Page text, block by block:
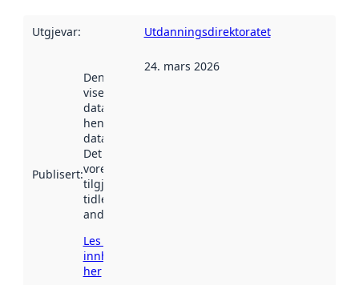
Utgjevar: Utdanningsdirektoratet
Publisert:
Denne datoen
viser når
datasettet vart
henta inn av
data.norge.no.
Det kan ha
vore
tilgjengeleg
tidlegare
andre stader.
Les meir om
innhenting
her
24. mars 2026